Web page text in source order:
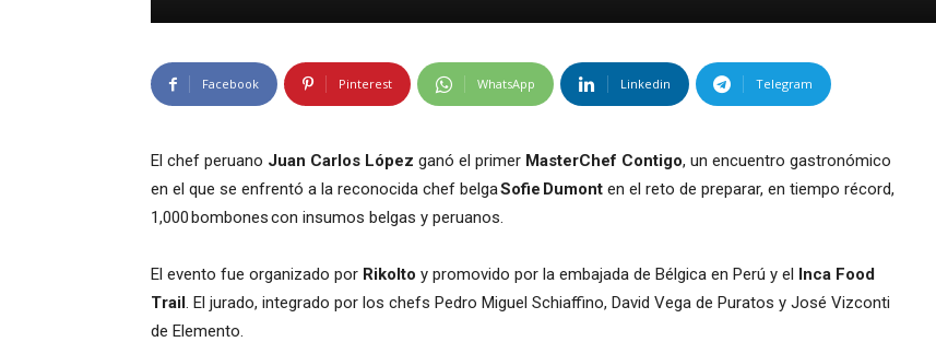
Facebook Pinterest WhatsApp Linkedin Telegram
El chef peruano Juan Carlos López ganó el primer MasterChef Contigo, un encuentro gastronómico
en el que se enfrentó a la reconocida chef belgaSofie Dumont en el reto de preparar, en tiempo récord,
1,000 bombones con insumos belgas y peruanos.
El evento fue organizado por Rikolto y promovido por la embajada de Bélgica en Perú y el Inca Food
Trail. El jurado, integrado por los chefs Pedro Miguel Schiaffino, David Vega de Puratos y José Vizconti
de Elemento.